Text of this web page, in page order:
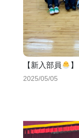
【新入部員 】
2025/05/05